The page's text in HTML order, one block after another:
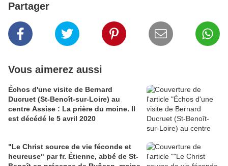
Partager
Vous aimerez aussi
Échos d'une visite de Bernard
Ducruet (St-Benoît-sur-Loire) au
centre Assise : La prière du moine. Il
est décédé le 5 avril 2020
"Le Christ source de vie féconde et
heureuse" par fr. Étienne, abbé de St-